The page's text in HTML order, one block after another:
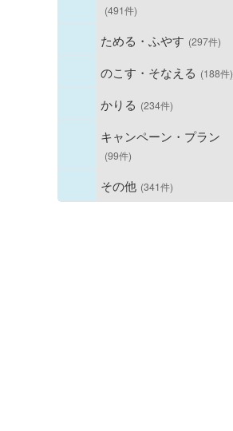
(491件)
ためる・ふやす (297件)
のこす・そなえる (188件)
かりる (234件)
キャンペーン・プラン
(99件)
その他 (341件)